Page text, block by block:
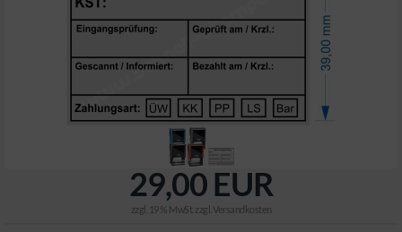
29,00 EUR
zzgl. 19 % MwSt. zzgl. Versandkosten